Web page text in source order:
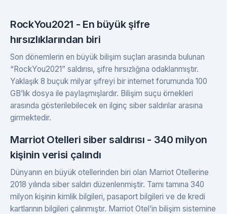
RockYou2021 - En büyük şifre
hırsızlıklarından biri
Son dönemlerin en büyük bilişim suçları arasında bulunan
“RockYou2021” saldırısı, şifre hırsızlığına odaklanmıştır.
Yaklaşık 8 buçuk milyar şifreyi bir internet forumunda 100
GB’lık dosya ile paylaşmışlardır. Bilişim suçu örnekleri
arasında gösterilebilecek en ilginç siber saldırılar arasına
girmektedir.
Marriot Otelleri siber saldırısı - 340 milyon
kişinin verisi çalındı
Dünyanın en büyük otellerinden biri olan Marriot Otellerine
2018 yılında siber saldırı düzenlenmiştir. Tamı tamına 340
milyon kişinin kimlik bilgileri, pasaport bilgileri ve de kredi
kartlarının bilgileri çalınmıştır. Marriot Otel’in bilişim sistemine